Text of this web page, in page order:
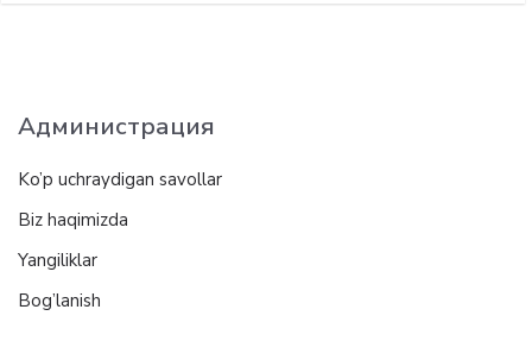
Администрация
Ko’p uchraydigan savollar
Biz haqimizda
Yangiliklar
Bog’lanish